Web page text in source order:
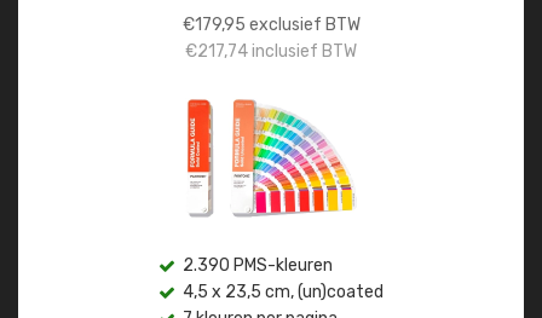
€179,95 exclusief BTW
€217,74inclusief BTW
2.390 PMS-kleuren
4,5 x 23,5 cm, (un)coated